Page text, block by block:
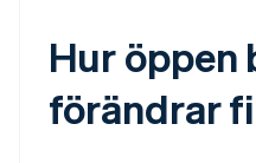
Hur öppen
förändrar